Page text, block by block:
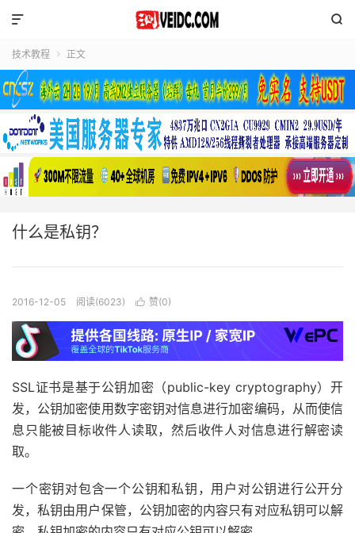


技术教程  正文
什么是私钥？
2016-12-05 阅读(6023)  赞(0)
SSL证书是基于公钥加密（public-key cryptography）开
发，公钥加密使用数字密钥对信息进行加密编码，从而使信
息只能被目标收件人读取，然后收件人对信息进行解密读
取。
一个密钥对包含一个公钥和私钥，用户对公钥进行公开分
发，私钥由用户保管，公钥加密的内容只有对应私钥可以解